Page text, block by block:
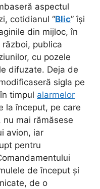
aspectul
cotidianul “Blic” își
din mijloc, în
publica
cu pozele
difuzate. Deja de
sigla pe
timpul alarmelor
la început, pe care
nu mai rămăsese
avion, iar
pentru
de început și
de o